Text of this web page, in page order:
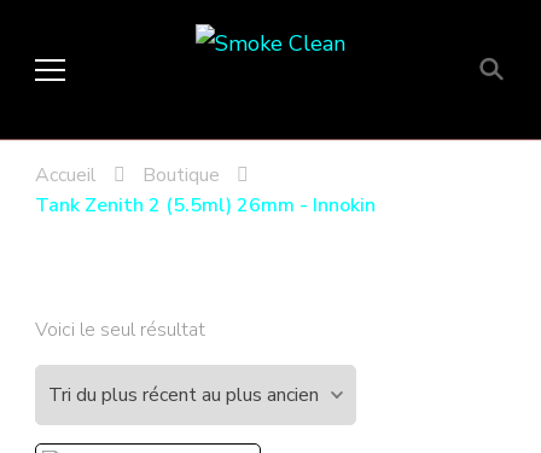
Smoke Clean
Accueil
Boutique
Tank Zenith 2 (5.5ml) 26mm - Innokin
Voici le seul résultat